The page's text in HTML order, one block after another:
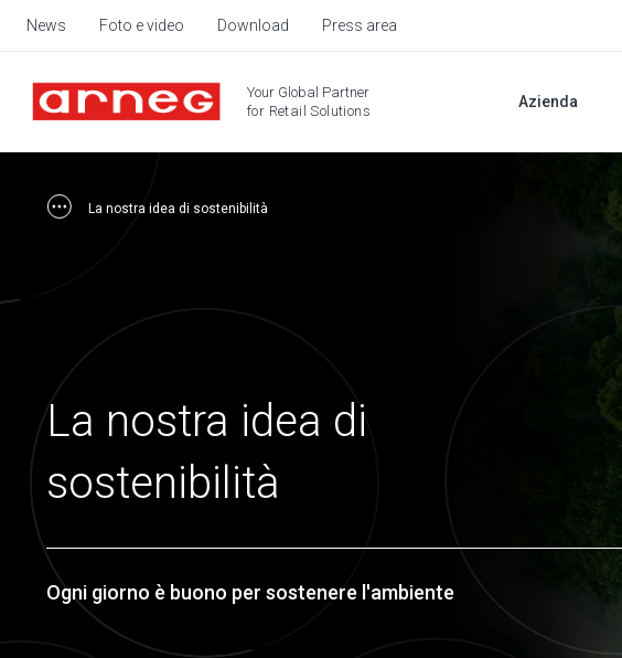
News Foto e video Download Press area
Your Global Partner
for Retail Solutions
Azienda
La nostra idea di sostenibilità
La nostra idea di
sostenibilità
Ogni giorno è buono per sostenere l'ambiente